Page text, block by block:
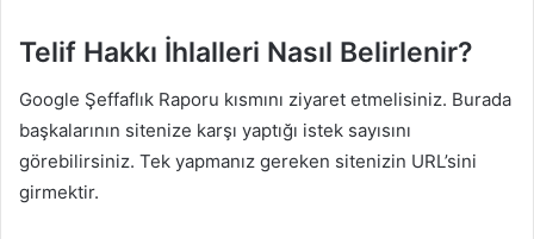
Telif Hakkı İhlalleri Nasıl Belirlenir?
Google Şeffaflık Raporu kısmını ziyaret etmelisiniz. Burada
başkalarının sitenize karşı yaptığı istek sayısını
görebilirsiniz. Tek yapmanız gereken sitenizin URL’sini
girmektir.